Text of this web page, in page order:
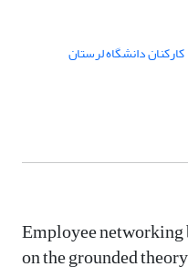
کارکنان دانشگاه لرستان
Employee
on the grounded